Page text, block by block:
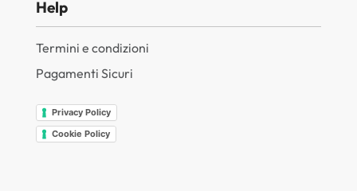
Help
Termini e condizioni
Pagamenti Sicuri
Privacy Policy
Cookie Policy